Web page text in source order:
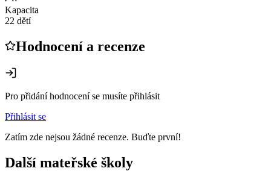
Kapacita
22 dětí
Hodnocení a recenze
Pro přidání hodnocení se musíte přihlásit
Přihlásit se
Zatím zde nejsou žádné recenze. Buďte první!
Další mateřské školy